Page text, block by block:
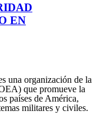
EN
una organización de la
que promueve la
países de América,
militares y civiles.